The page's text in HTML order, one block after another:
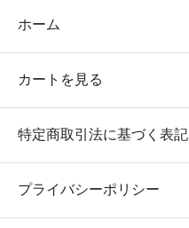
ホーム
カートを見る
特定商取引法に基づく表記
プライバシーポリシー